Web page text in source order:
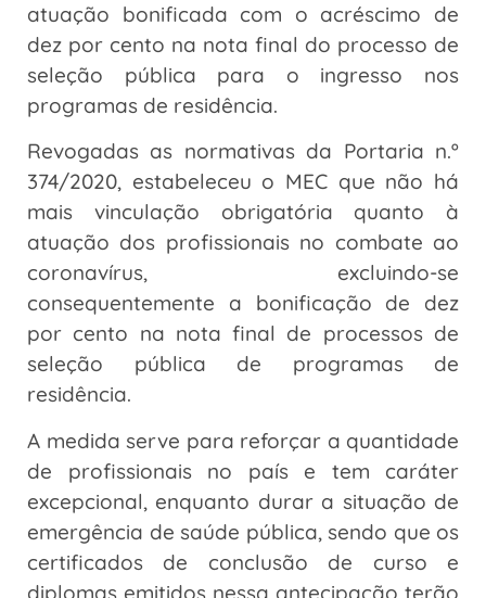
atuação bonificada com o acréscimo de
dez por cento na nota final do processo de
seleção pública para o ingresso nos
programas de residência.
Revogadas as normativas da Portaria n.º
374/2020, estabeleceu o MEC que não há
mais vinculação obrigatória quanto à
atuação dos profissionais no combate ao
coronavírus, excluindo-se
consequentemente a bonificação de dez
por cento na nota final de processos de
seleção pública de programas de
residência.
A medida serve para reforçar a quantidade
de profissionais no país e tem caráter
excepcional, enquanto durar a situação de
emergência de saúde pública, sendo que os
certificados de conclusão de curso e
diplomas emitidos nessa antecipação terão